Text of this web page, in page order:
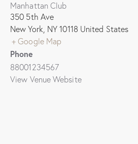
Manhattan Club
350 5th Ave
New York, NY 10118 United States
+ Google Map
Phone
88001234567
View Venue Website